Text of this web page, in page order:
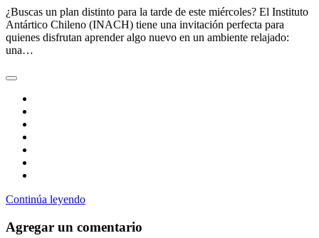
¿Buscas un plan distinto para la tarde de este miércoles? El Instituto
Antártico Chileno (INACH) tiene una invitación perfecta para
quienes disfrutan aprender algo nuevo en un ambiente relajado:
una…
Continúa leyendo
Agregar un comentario